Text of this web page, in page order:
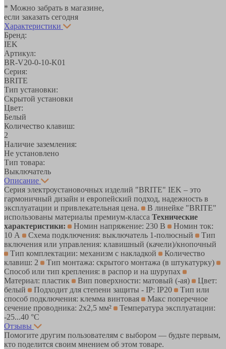
* Можно забрать в магазине,
если заказать сегодня
Характеристики
Бренд:
IEK
Артикул:
BR-V20-0-10-K01
Серия:
BRITE
Тип установки:
Скрытой установки
Цвет:
Белый
Количество клавиш:
2
Наличие заземления:
Не установлено
Тип товара:
Выключатель
Описание
Серия электроустановочных изделий "BRITE" IEK – это
гармоничный дизайн и европейский подход, надежность в
эксплуатации и привлекательная цена.
В линейке "BRITE"
использованы материалы премиум-класса Технические
характеристики:
Номин напряжение: 230 В
Номин ток:
10 А
Схема подключения: выключатель 1-полюсный
Тип
включения или управления: клавишный (качели)/кнопочный
Тип комплектации: механизм с накладкой
Количество
клавиш: 2
Тип монтажа: скрытого монтажа (в штукатурку)
Способ или тип крепления: в распор и на шурупах
Материал: пластик
Вип поверхности: матовый (-ая)
Цвет:
белый
Подходит для степени защиты - IP: IP20
Тип или
способ подключения: клемма винтовая
Макс поперечное
сечение проводника: 2х2,5 мм²
Температура эксплуатации:
-25...40 °C
Отзывы
Помогите другим пользователям с выбором — будьте первым,
кто поделится своим мнением об этом товаре.